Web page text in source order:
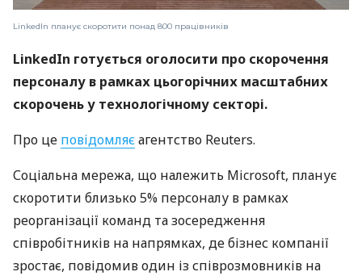
LinkedIn планує скоротити понад 800 працівників
LinkedIn готується оголосити про скорочення
персоналу в рамках цьогорічних масштабних
скорочень у технологічному секторі.
Про це повідомляєагентство Reuters.
Соціальна мережа, що належить Microsoft, планує
скоротити близько 5% персоналу в рамках
реорганізації команд та зосередження
співробітників на напрямках, де бізнес компанії
зростає, повідомив один із співрозмовників на